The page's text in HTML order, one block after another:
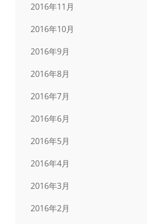
2016年11月
2016年10月
2016年9月
2016年8月
2016年7月
2016年6月
2016年5月
2016年4月
2016年3月
2016年2月